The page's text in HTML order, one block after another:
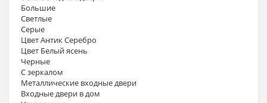
Большие
Светлые
Серые
Цвет Антик Серебро
Цвет Белый ясень
Черные
С зеркалом
Металлические входные двери
Входные двери в дом